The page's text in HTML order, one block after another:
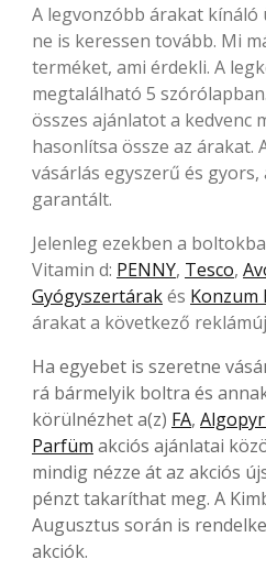
A legvonzóbb árakat kínáló
ne is keressen tovább. Mi
terméket, ami érdekli. A
megtalálható 5
összes ajánlatot a kedvenc
hasonlítsa össze az árakat.
vásárlás egyszerű és
garantált.
Jelenleg ezekben a
Vitamin d: PENNY, Tesco,
Gyógyszertárakés Konzum
árakat a következő
Ha egyebet is szeretne
rá bármelyik boltra és
körülnézhet a(z) FA,
Parfüm akciós ajánlatai
mindig nézze át az akciós
pénzt takaríthat meg. A
Augusztus során is
akciók.